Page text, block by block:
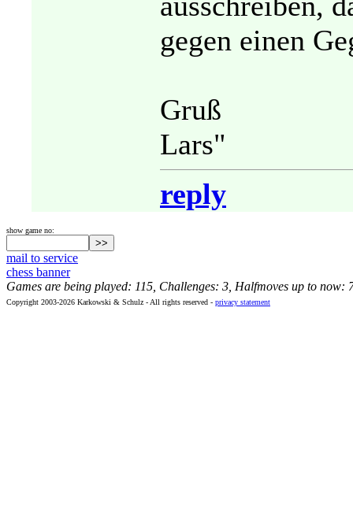
gegen einen
Gruß
Lars"
reply
show game no:
mail to service
chess banner
Games are being played: 115, Challenges: 3, Halfmoves up to now:
Copyright 2003-2026 Karkowski & Schulz - All rights reserved - privacy statement